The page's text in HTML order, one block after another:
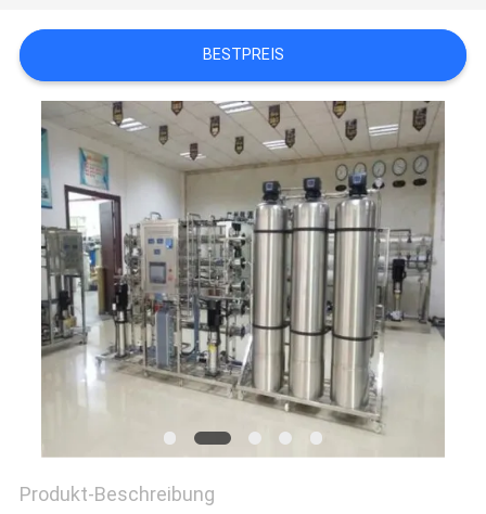
ZITAT
SITEMAP
PRIVACY
POLICY
BESTPREIS
Produkt-Beschreibung